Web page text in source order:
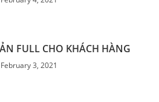
FULL CHO KHÁCH HÀNG
February 3, 2021